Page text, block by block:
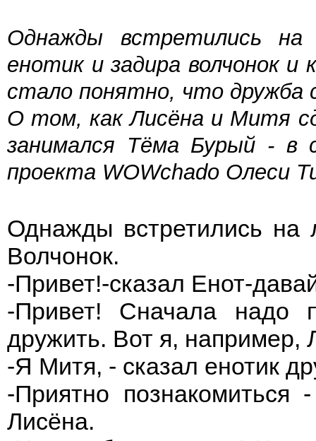
Однажды встретились на
енотик и задира волчонок
стало понятно, что дружба
О том, как Лисёна и Митя
занимался Тёма Бурый - в
проекта WOWchado Олеси
Однажды встретились на
Волчонок.
-Привет!-сказал Енот-
-Привет! Сначала надо
дружить. Вот я, например,
-Я Митя, - сказал енотик
-Приятно познакомиться
Лисёна.